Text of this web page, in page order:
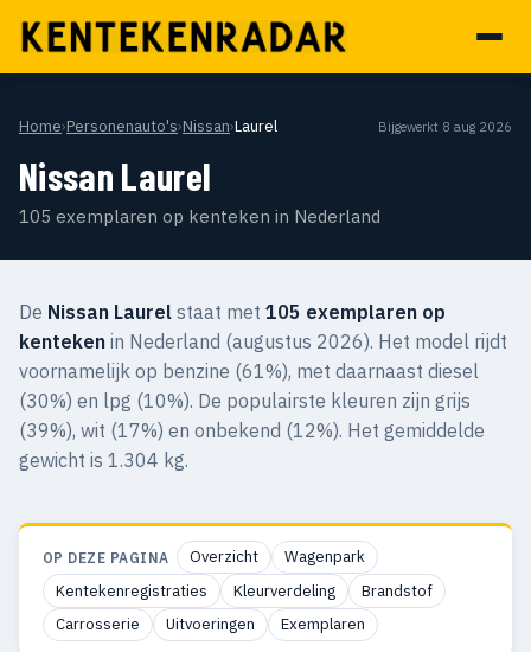
Home›Personenauto's›Nissan›Laurel Bijgewerkt 8 aug 2026
Nissan Laurel
105 exemplaren op kenteken in Nederland
De Nissan Laurel staat met 105 exemplaren op
kenteken in Nederland (augustus 2026). Het model rijdt
voornamelijk op benzine (61%), met daarnaast diesel
(30%) en lpg (10%). De populairste kleuren zijn grijs
(39%), wit (17%) en onbekend (12%). Het gemiddelde
gewicht is 1.304 kg.
OP DEZE PAGINA Overzicht
Wagenpark
Kentekenregistraties
Kleurverdeling
Brandstof
Carrosserie
Uitvoeringen Exemplaren